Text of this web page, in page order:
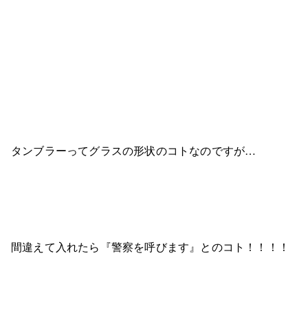
タンブラーってグラスの形状のコトなのですが…
間違えて入れたら『警察を呼びます』とのコト！！！！